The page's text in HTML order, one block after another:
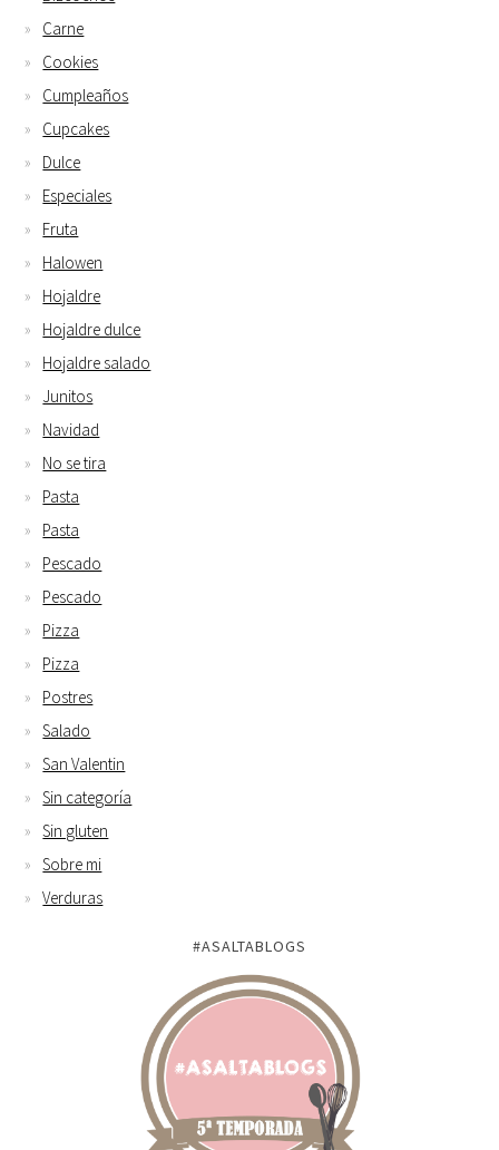
Carne
Cookies
Cumpleaños
Cupcakes
Dulce
Especiales
Fruta
Halowen
Hojaldre
Hojaldre dulce
Hojaldre salado
Junitos
Navidad
No se tira
Pasta
Pasta
Pescado
Pescado
Pizza
Pizza
Postres
Salado
San Valentin
Sin categoría
Sin gluten
Sobre mi
Verduras
#ASALTABLOGS